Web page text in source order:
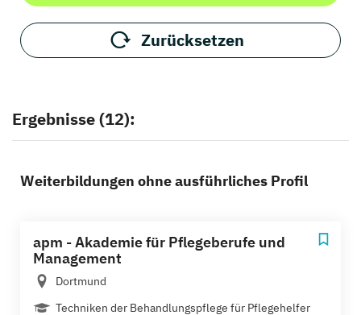
Zurücksetzen
Ergebnisse (12):
Weiterbildungen ohne ausführliches Profil
apm - Akademie für Pflegeberufe und
Management
Dortmund
Techniken der Behandlungspflege für Pflegehelfer